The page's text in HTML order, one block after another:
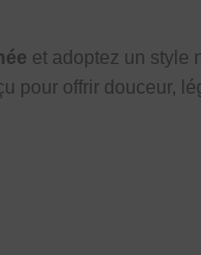
et adoptez un style
pour offrir douceur,